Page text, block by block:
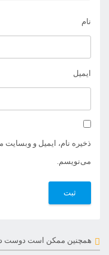
نام
ایمیل
ذخیره نام، ایمیل و وبسایت
می‌نویسم.
همچنین ممکن است دوست